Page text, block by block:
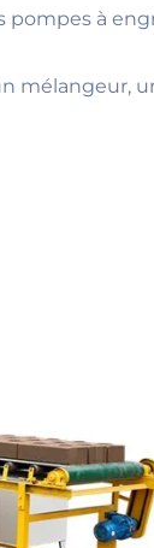
pompes à
mélangeur,